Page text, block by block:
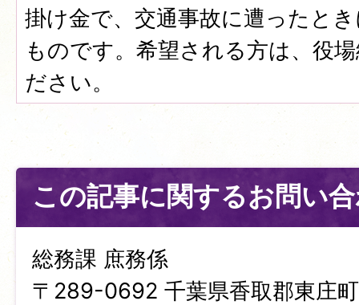
掛け金で、交通事故に遭ったと
ものです。希望される方は、役
ださい。
この記事に関するお問い
総務課 庶務係
〒289-0692 千葉県香取郡東庄